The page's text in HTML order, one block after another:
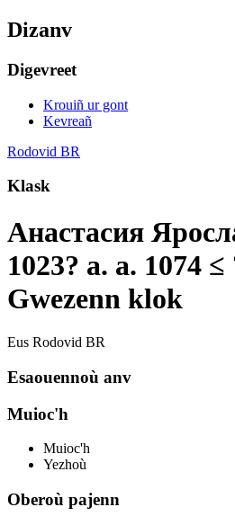
Dizanv
Digevreet
Krouiñ ur gont
Kevreañ
Rodovid BR
Klask
Анастасия
1023? a. a. 1074
Gwezenn klok
Eus Rodovid BR
Esaouennoù anv
Muioc'h
Muioc'h
Yezhoù
Oberoù pajenn